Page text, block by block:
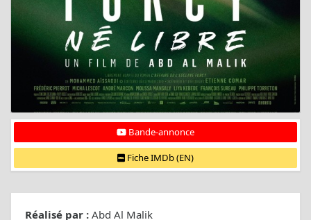
Bande-annonce
Fiche IMDb (EN)
Réalisé par : Abd Al Malik